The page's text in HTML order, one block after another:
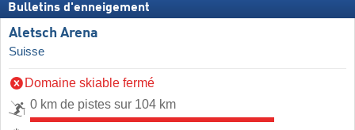
Bulletins d'enneigement
Aletsch Arena
Suisse
Domaine skiable fermé
0 km de pistes sur 104 km